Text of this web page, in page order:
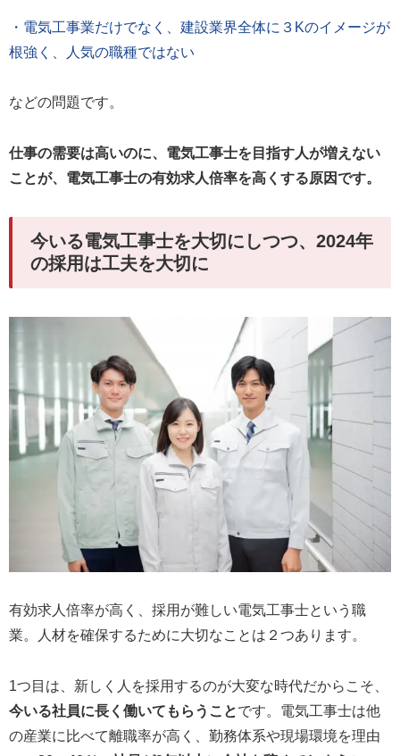
・電気工事業だけでなく、建設業界全体に３Kのイメージが
根強く、人気の職種ではない
などの問題です。
仕事の需要は高いのに、電気工事士を目指す人が増えない
ことが、電気工事士の有効求人倍率を高くする原因です。
今いる電気工事士を大切にしつつ、2024年
の採用は工夫を大切に
有効求人倍率が高く、採用が難しい電気工事士という職
業。人材を確保するために大切なことは２つあります。
1つ目は、新しく人を採用するのが大変な時代だからこそ、
今いる社員に長く働いてもらうことです。電気工事士は他
の産業に比べて離職率が高く、勤務体系や現場環境を理由